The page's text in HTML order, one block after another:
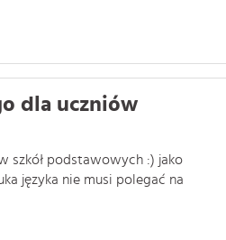
dla uczniów
szkół podstawowych :) jako
języka nie musi polegać na